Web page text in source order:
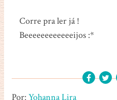
Corre pra ler já !
Beeeeeeeeeeeeijos :*
Por: Yohanna Lira